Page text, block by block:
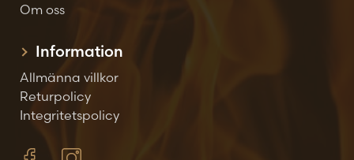
Om oss
Information
Allmänna villkor
Returpolicy
Integritetspolicy